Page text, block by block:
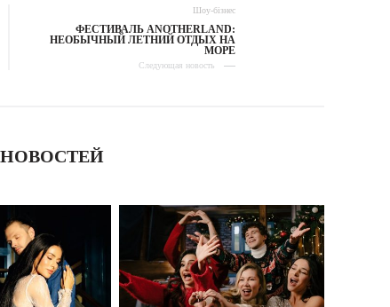
Шоу-бізнес
ФЕСТИВАЛЬ ANOTHERLAND:
НЕОБЫЧНЫЙ ЛЕТНИЙ ОТДЫХ НА
МОРЕ
Следующая новость